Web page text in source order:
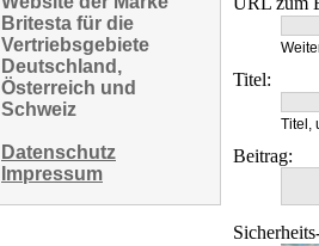
Britesta für die
Vertriebsgebiete
Deutschland,
Österreich und
Schweiz
Datenschutz
Impressum
Titel:
Titel,
Beitrag: